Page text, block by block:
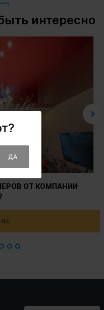
ДА
интересно
ОТ КОМПАНИИ